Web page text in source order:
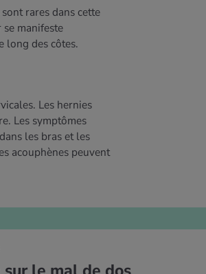
rares dans cette
manifeste
long des côtes.
Les hernies
Les symptômes
les bras et les
acouphènes peuvent